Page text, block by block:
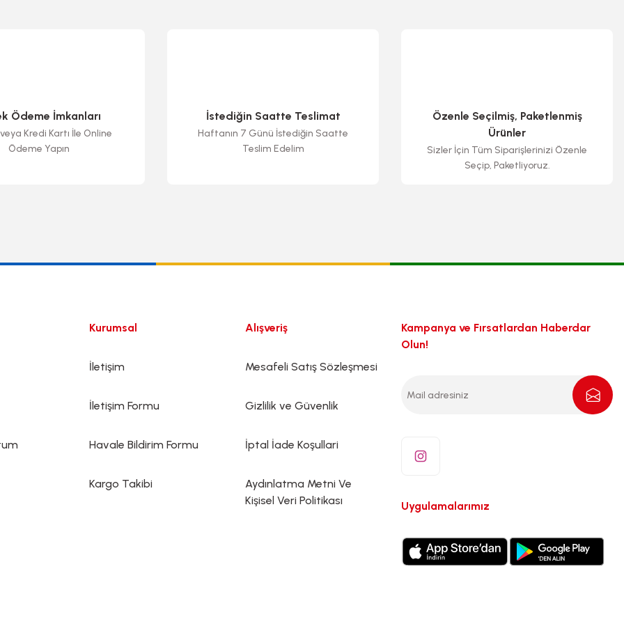
Ödeme İmkanları
Kredi Kartı İle Online
Ödeme Yapın
İstediğin Saatte Teslimat
Haftanın 7 Günü İstediğin Saatte
Teslim Edelim
Özenle Seçilmiş, Paketlenmiş
Ürünler
Sizler İçin Tüm Siparişlerinizi Özenle
Seçip, Paketliyoruz.
Kurumsal
İletişim
İletişim Formu
Havale Bildirim Formu
Kargo Takibi
Alışveriş
Mesafeli Satış Sözleşmesi
Gizlilik ve Güvenlik
İptal İade Koşullari
Aydınlatma Metni Ve
Kişisel Veri Politikası
Kampanya ve Fırsatlardan Haberdar
Olun!
Uygulamalarımız